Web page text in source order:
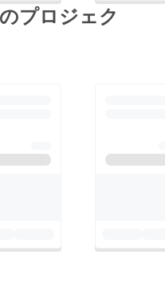
プロジェク